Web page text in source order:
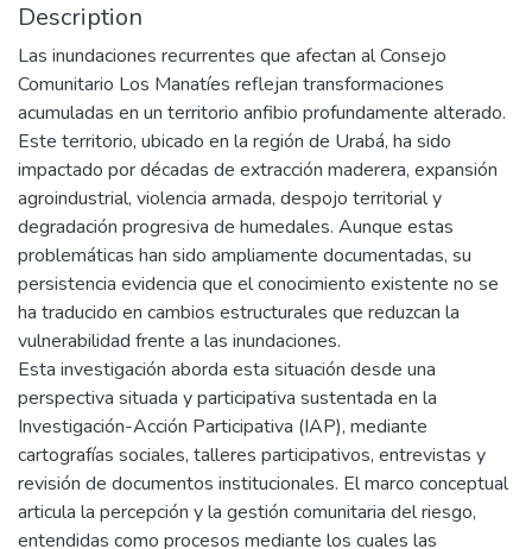
Description
Las inundaciones recurrentes que afectan al Consejo
Comunitario Los Manatíes reflejan transformaciones
acumuladas en un territorio anfibio profundamente alterado.
Este territorio, ubicado en la región de Urabá, ha sido
impactado por décadas de extracción maderera, expansión
agroindustrial, violencia armada, despojo territorial y
degradación progresiva de humedales. Aunque estas
problemáticas han sido ampliamente documentadas, su
persistencia evidencia que el conocimiento existente no se
ha traducido en cambios estructurales que reduzcan la
vulnerabilidad frente a las inundaciones.
Esta investigación aborda esta situación desde una
perspectiva situada y participativa sustentada en la
Investigación-Acción Participativa (IAP), mediante
cartografías sociales, talleres participativos, entrevistas y
revisión de documentos institucionales. El marco conceptual
articula la percepción y la gestión comunitaria del riesgo,
entendidas como procesos mediante los cuales las